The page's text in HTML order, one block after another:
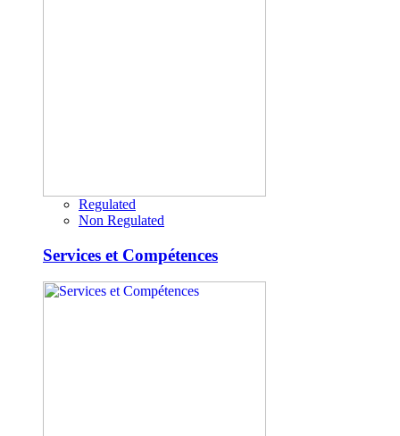
Regulated
Non Regulated
Services et Compétences